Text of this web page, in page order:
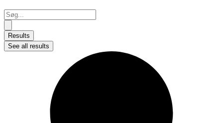
Search
...
Results
See all results